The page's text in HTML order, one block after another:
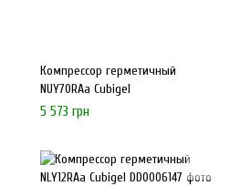
Компрессор герметичный
NUY70RAa Cubigel
5 573 грн